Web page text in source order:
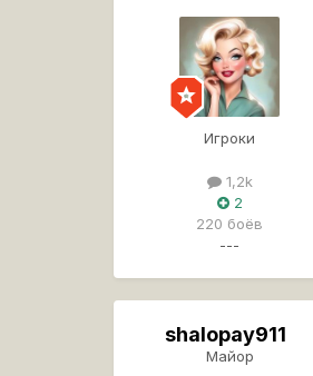
Игроки
1,2k
2
220 боёв
---
shalopay911
Майор